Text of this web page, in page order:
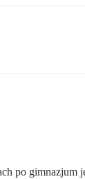
po gimnazjum